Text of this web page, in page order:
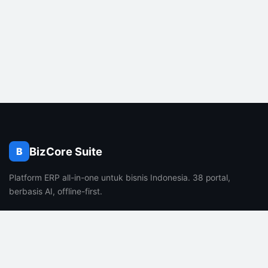
B BizCore Suite
Platform ERP all-in-one untuk bisnis Indonesia. 38 portal,
berbasis AI, offline-first.